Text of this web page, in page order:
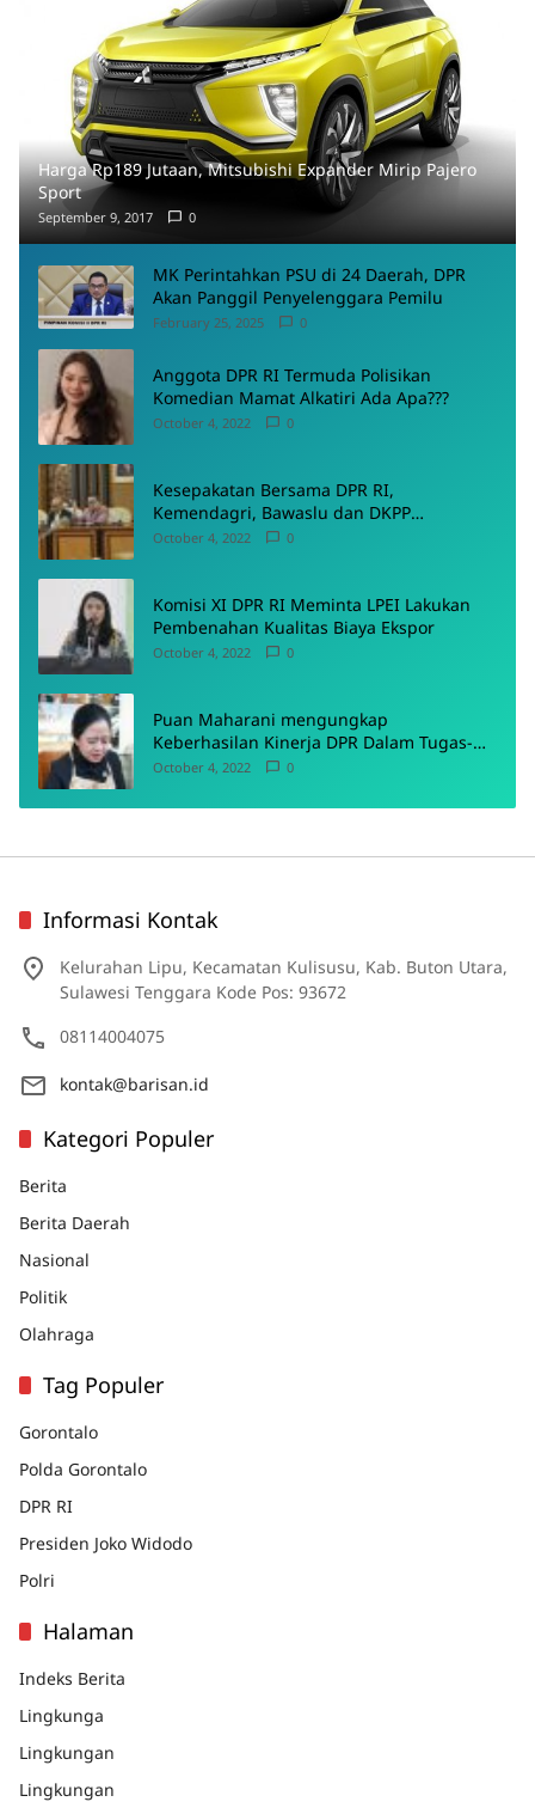
Harga Rp189 Jutaan, Mitsubishi Expander Mirip Pajero
Sport
September 9, 2017 0
MK Perintahkan PSU di 24 Daerah, DPR
Akan Panggil Penyelenggara Pemilu
February 25, 2025 0
Anggota DPR RI Termuda Polisikan
Komedian Mamat Alkatiri Ada Apa???
October 4, 2022 0
Kesepakatan Bersama DPR RI,
Kemendagri, Bawaslu dan DKPP
Menyepakati Rancangan PKPU
October 4, 2022 0
Komisi XI DPR RI Meminta LPEI Lakukan
Pembenahan Kualitas Biaya Ekspor
October 4, 2022 0
Puan Maharani mengungkap
Keberhasilan Kinerja DPR Dalam Tugas-
Tugas Pokoknya
October 4, 2022 0
Informasi Kontak
Kelurahan Lipu, Kecamatan Kulisusu, Kab. Buton Utara,
Sulawesi Tenggara Kode Pos: 93672
08114004075
kontak@barisan.id
Kategori Populer
Berita
Berita Daerah
Nasional
Politik
Olahraga
Tag Populer
Gorontalo
Polda Gorontalo
DPR RI
Presiden Joko Widodo
Polri
Halaman
Indeks Berita
Lingkunga
Lingkungan
Lingkungan